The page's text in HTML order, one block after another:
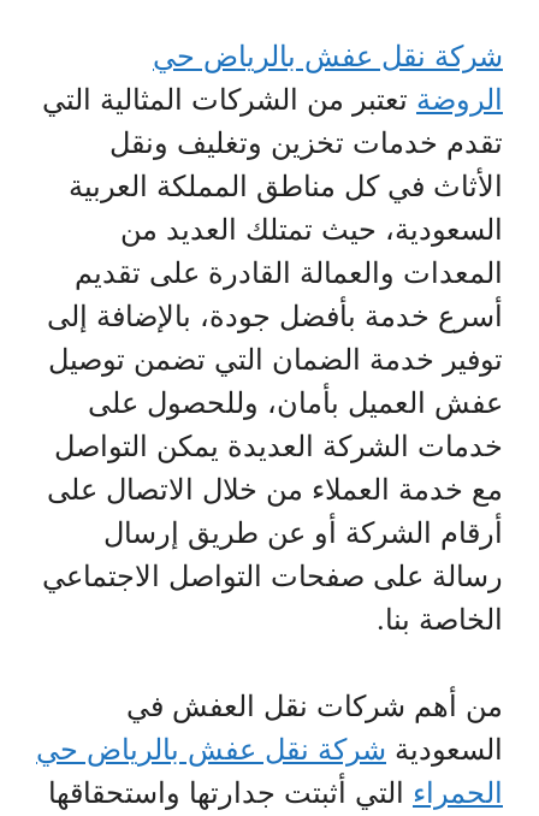
شركة نقل عفش بالرياض حي
الروضة تعتبر من الشركات المثالية التي
تقدم خدمات تخزين وتغليف ونقل
الأثاث في كل مناطق المملكة العربية
السعودية، حيث تمتلك العديد من
المعدات والعمالة القادرة على تقديم
أسرع خدمة بأفضل جودة، بالإضافة إلى
توفير خدمة الضمان التي تضمن توصيل
عفش العميل بأمان، وللحصول على
خدمات الشركة العديدة يمكن التواصل
مع خدمة العملاء من خلال الاتصال على
أرقام الشركة أو عن طريق إرسال
رسالة على صفحات التواصل الاجتماعي
الخاصة بنا.
من أهم شركات نقل العفش في
السعودية شركة نقل عفش بالرياض حي
الحمراء التي أثبتت جدارتها واستحقاقها